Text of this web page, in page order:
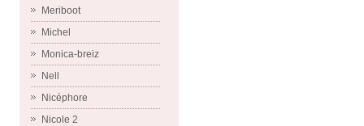
Meriboot
Michel
Monica-breiz
Nell
Nicéphore
Nicole 2